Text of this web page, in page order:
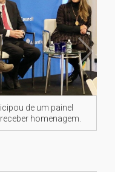
de um painel
homenagem.